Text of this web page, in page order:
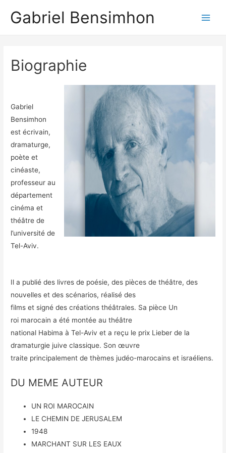
Gabriel Bensimhon
Biographie
Gabriel
Bensimhon
est écrivain,
dramaturge,
poète et
cinéaste,
professeur au
département
cinéma et
théâtre de
l’université de
Tel-Aviv.
Il a publié des livres de poésie, des pièces de théâtre, des
nouvelles et des scénarios, réalisé des
films et signé des créations théâtrales. Sa pièce Un
roi marocain a été montée au théâtre
national Habima à Tel-Aviv et a reçu le prix Lieber de la
dramaturgie juive classique. Son œuvre
traite principalement de thèmes judéo-marocains et israéliens.
DU MEME AUTEUR
UN ROI MAROCAIN
LE CHEMIN DE JERUSALEM
1948
MARCHANT SUR LES EAUX